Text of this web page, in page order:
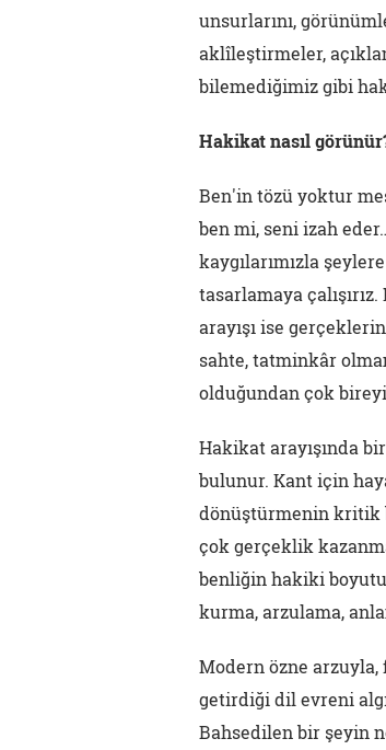
unsurlarını,
aklîleştirmeler,
bilemediğimiz gibi
Hakikat nasıl
Ben'in tözü yoktur
ben mi, seni izah
kaygılarımızla
tasarlamaya
arayışı ise
sahte, tatminkâr
olduğundan çok
Hakikat arayışında
bulunur. Kant için
dönüştürmenin kritik
çok gerçeklik
benliğin hakiki
kurma, arzulama,
Modern özne
getirdiği dil evreni
Bahsedilen bir şeyin